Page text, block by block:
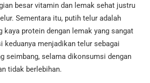
besar vitamin dan lemak sehat justru
Sementara itu, putih telur adalah
kaya protein dengan lemak yang sangat
keduanya menjadikan telur sebagai
seimbang, selama dikonsumsi dengan
tidak berlebihan.